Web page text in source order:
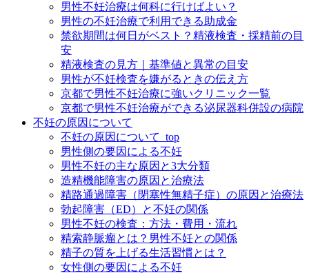
男性不妊治療は何科に行けばよい？
男性の不妊治療で利用できる助成金
禁欲期間は何日がベスト？精液検査・採精前の目
安
精液検査の見方｜基準値と異常の目安
男性が不妊検査を嫌がるときの伝え方
京都で男性不妊治療に強いクリニック一覧
京都で男性不妊治療ができる泌尿器科併設の病院
不妊の原因について
不妊の原因について_top
男性側の要因による不妊
男性不妊の主な原因と3大分類
造精機能障害の原因と治療法
精路通過障害（閉塞性無精子症）の原因と治療法
勃起障害（ED）と不妊の関係
男性不妊の検査：方法・費用・流れ
精索静脈瘤とは？男性不妊との関係
精子の質を上げる生活習慣とは？
女性側の要因による不妊